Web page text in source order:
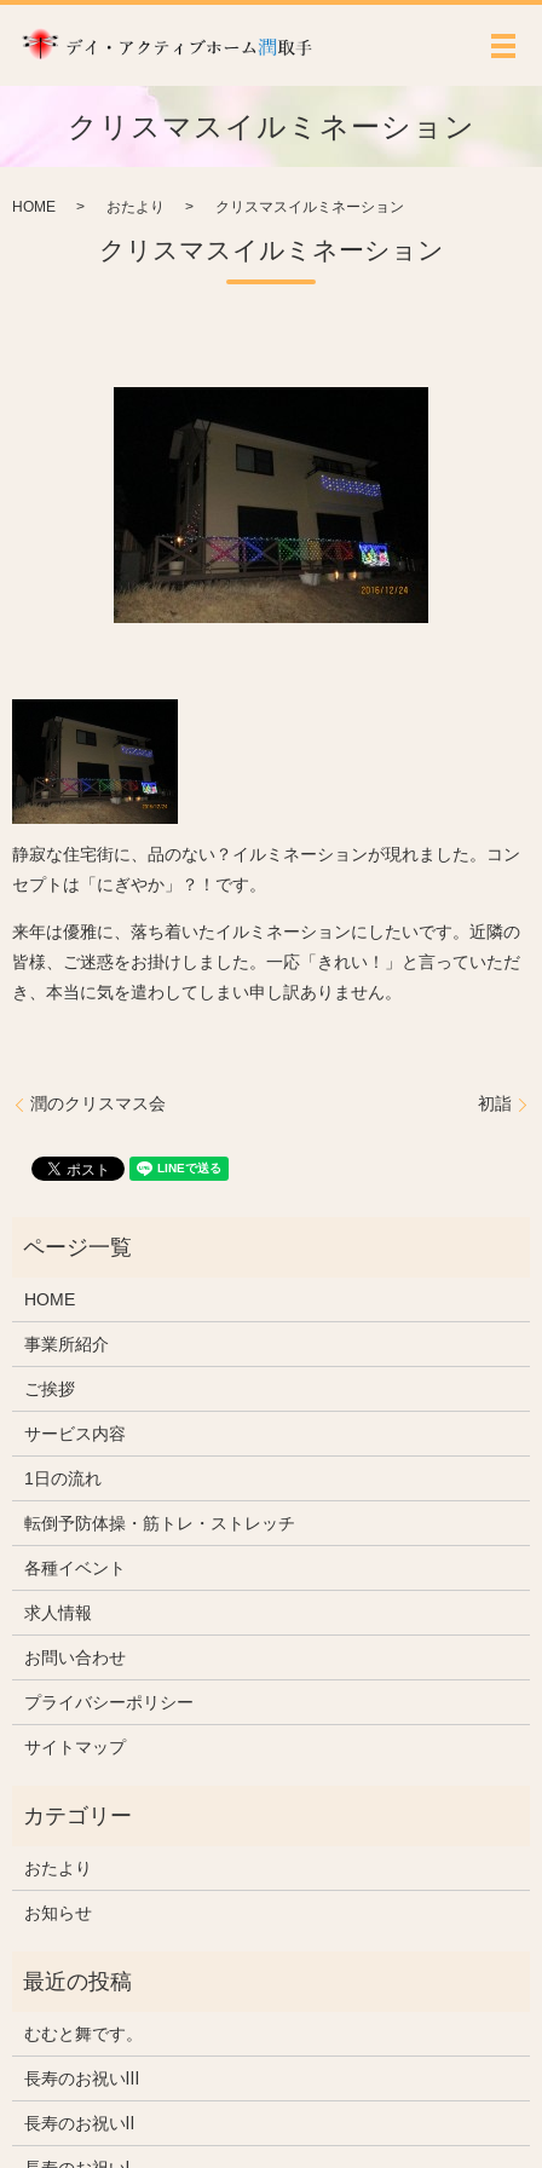
メ
クリスマスイルミネーション
HOME おたより クリスマスイルミネーション
クリスマスイルミネーション
静寂な住宅街に、品のない？イルミネーションが現れました。コン
セプトは「にぎやか」？！です。
来年は優雅に、落ち着いたイルミネーションにしたいです。近隣の
皆様、ご迷惑をお掛けしました。一応「きれい！」と言っていただ
き、本当に気を遣わしてしまい申し訳ありません。
潤のクリスマス会 初詣
HOME
事業所紹介
ご挨拶
サービス内容
1日の流れ
転倒予防体操・筋トレ・ストレッチ
各種イベント
求人情報
お問い合わせ
プライバシーポリシー
サイトマップ
おたより
お知らせ
むむと舞です。
長寿のお祝いⅢ
長寿のお祝いⅡ